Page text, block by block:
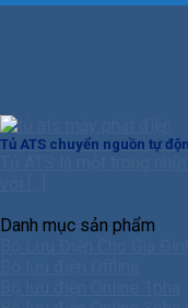
Tủ ATS chuyển nguồn tự
Danh mục sản phẩm